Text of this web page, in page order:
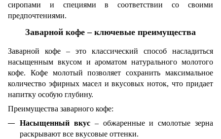
сиропами и специями в соответствии со своими
предпочтениями.
Заварной кофе – ключевые преимущества
Заварной кофе – это классический способ насладиться
насыщенным вкусом и ароматом натурального молотого
кофе. Кофе молотый позволяет сохранить максимальное
количество эфирных масел и вкусовых ноток, что придает
напитку особую глубину.
Преимущества заварного кофе:
Насыщенный вкус– обжаренные и смолотые зерна
раскрывают все вкусовые оттенки.